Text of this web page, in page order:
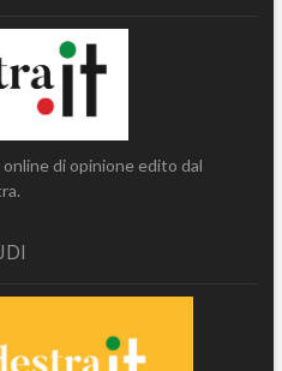
di opinione edito dal